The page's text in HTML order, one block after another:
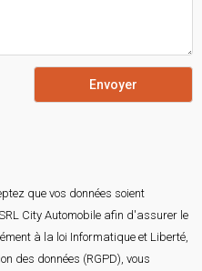
Envoyer
que vos données soient
City Automobile afin d'assurer le
à la loi Informatique et Liberté,
des données (RGPD), vous